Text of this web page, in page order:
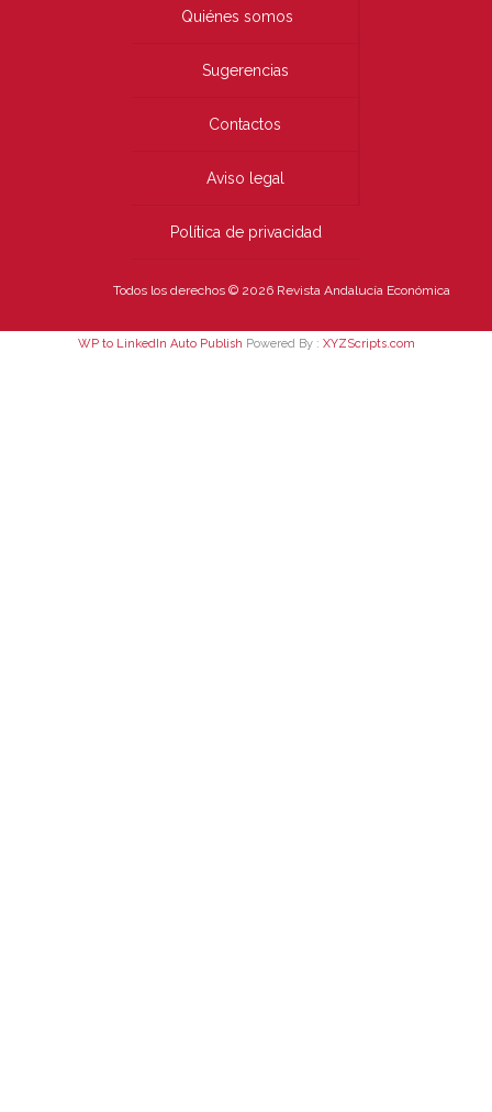
Quiénes somos
Sugerencias
Contactos
Aviso legal
Política de privacidad
Todos los derechos © 2026 Revista Andalucía Económica
WP to LinkedIn Auto Publish Powered By : XYZScripts.com